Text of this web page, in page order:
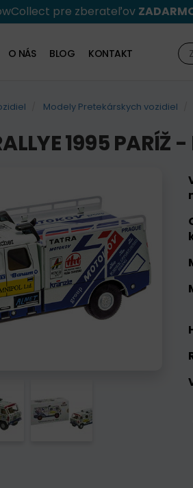
pre zberateľov
O NÁS BLOG KONTAKT
Modely Pretekárskych vozidiel
1995 PARÍŽ -